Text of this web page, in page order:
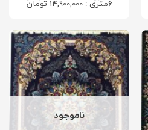
6متری : 14,900,000 تومان
ناموجود